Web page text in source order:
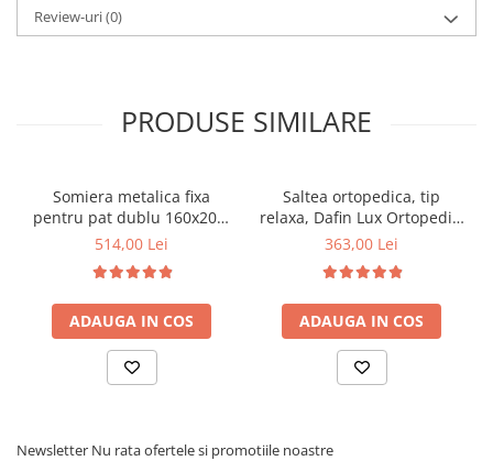
Review-uri(0)
PRODUSE SIMILARE
Somiera metalica fixa
pentru pat dublu 160x200,
6 picioare, 32 lamele lemn
saltea ferm, negru
514,00 Lei
ADAUGA IN COS
Saltea ortopedica, tip
relaxa, Dafin Lux Ortopedic,
90x200x21cm, fermitate
tip Bonell, fata vara-iarna,
sistem de aerisire cu
butoni, Salt Confort
363,00 Lei
ADAUGA IN COS
Newsletter Nu rata ofertele si promotiile noastre